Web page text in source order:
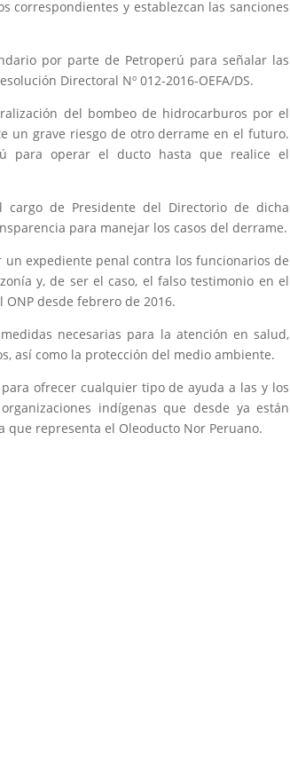
correspondientes y establezcan las sanciones
por parte de Petroperú para señalar las
Directoral Nº 012-2016-OEFA/DS.
del bombeo de hidrocarburos por el
un grave riesgo de otro derrame en el futuro.
para operar el ducto hasta que realice el
cargo de Presidente del Directorio de dicha
para manejar los casos del derrame.
expediente penal contra los funcionarios de
y, de ser el caso, el falso testimonio en el
desde febrero de 2016.
necesarias para la atención en salud,
así como la protección del medio ambiente.
ofrecer cualquier tipo de ayuda a las y los
indígenas que desde ya están
representa el Oleoducto Nor Peruano.